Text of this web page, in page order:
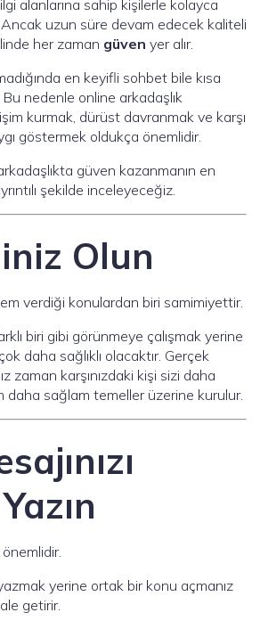
alanlarına sahip kişilerle kolayca
uzun süre devam edecek kaliteli
her zaman güven yer alır.
en keyifli sohbet bile kısa
nedenle online arkadaşlık
kurmak, dürüst davranmak ve karşı
göstermek oldukça önemlidir.
güven kazanmanın en
şekilde inceleyeceğiz.
Olun
verdiği konulardan biri samimiyettir.
biri gibi görünmeye çalışmak yerine
daha sağlıklı olacaktır. Gerçek
zaman karşınızdaki kişi sizi daha
daha sağlam temeller üzerine kurulur.
yerine ortak bir konu açmanız
getirir.